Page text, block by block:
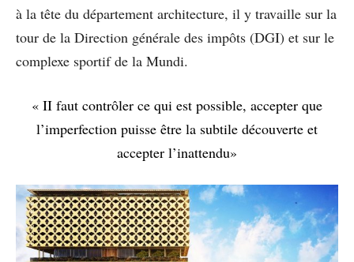
à la tête du département architecture, il y travaille sur la
tour de la Direction générale des impôts (DGI) et sur le
complexe sportif de la Mundi.
« II faut contrôler ce qui est possible, accepter que
l’imperfection puisse être la subtile découverte et
accepter l’inattendu»